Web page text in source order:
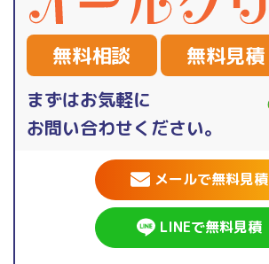
無料相談 無料見積
まずはお気軽に
お問い合わせください。
メールで無料見積
LINEで無料見積